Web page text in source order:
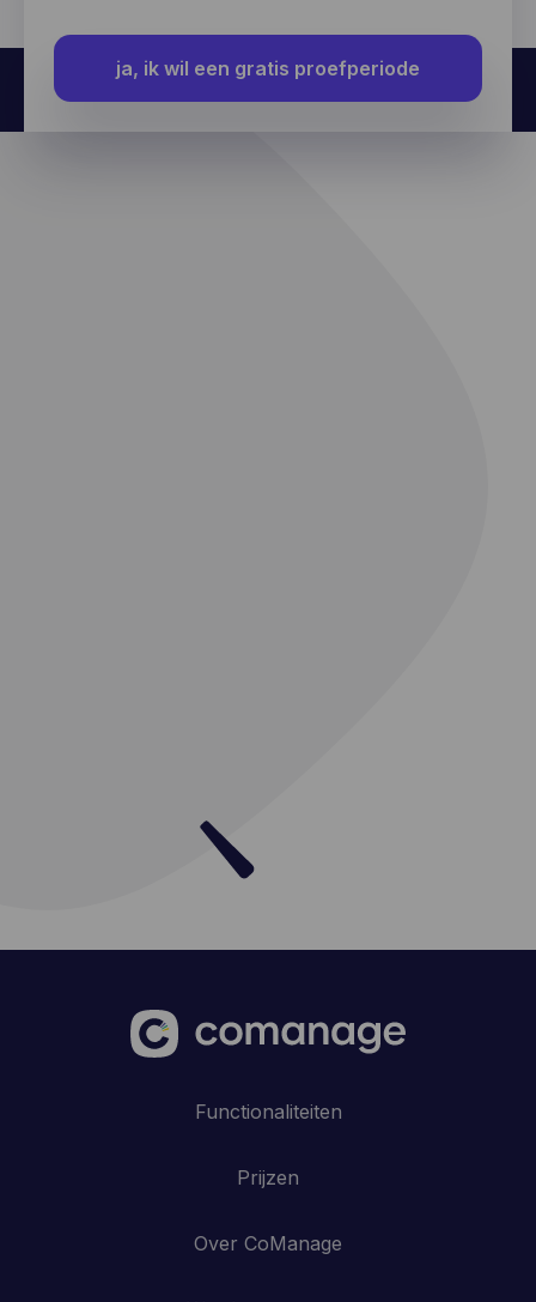
ja, ik wil een gratis proefperiode
Functionaliteiten
Prijzen
Over CoManage